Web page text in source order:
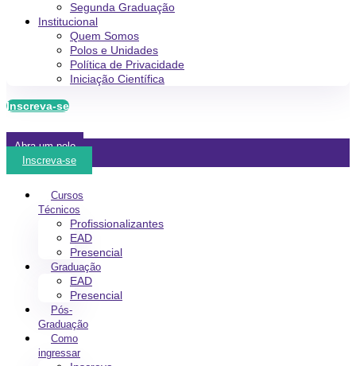
Segunda Graduação
Institucional
Quem Somos
Polos e Unidades
Política de Privacidade
Iniciação Científica
Inscreva-se
Abra um polo
Inscreva-se
Cursos
Técnicos
Profissionalizantes
EAD
Presencial
Graduação
EAD
Presencial
Pós-
Graduação
Como
ingressar